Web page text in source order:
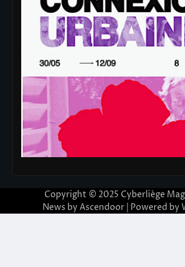
Copyright © 2025 Cyberliège
News by Ascendoor| Powered by